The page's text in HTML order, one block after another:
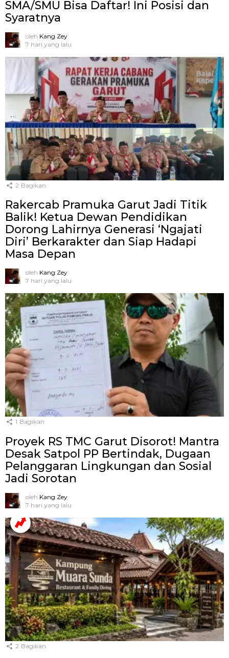
SMA/SMU Bisa Daftar! Ini Posisi dan
Syaratnya
oleh Kang Zey
7 hari yang lalu
2 Bagikan
Rakercab Pramuka Garut Jadi Titik
Balik! Ketua Dewan Pendidikan
Dorong Lahirnya Generasi ‘Ngajati
Diri’ Berkarakter dan Siap Hadapi
Masa Depan
oleh Kang Zey
7 hari yang lalu
1 Bagikan
Proyek RS TMC Garut Disorot! Mantra
Desak Satpol PP Bertindak, Dugaan
Pelanggaran Lingkungan dan Sosial
Jadi Sorotan
oleh Kang Zey
7 hari yang lalu
2 Bagikan